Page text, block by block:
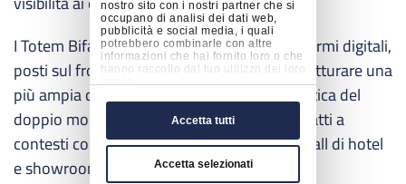
nostro sito con i nostri partner che si
occupano di analisi dei dati web,
pubblicità e social media, i quali
potrebbero combinarle con altre
informazioni che hai fornito loro o che
hanno raccolto dal tuo utilizzo dei loro
servizi.
Accetta tutti
Accetta selezionati
I Totem Bifacciali accolgono invece due schermi digitali,
posti sul fronte e sul retro, che riescono a catturare una
più ampia quantità di pubblico. La caratteristica del
doppio monitor li rende particolarmente adatti a
contesti come spazi museali ed espositivi, hall di hotel
e showroom.